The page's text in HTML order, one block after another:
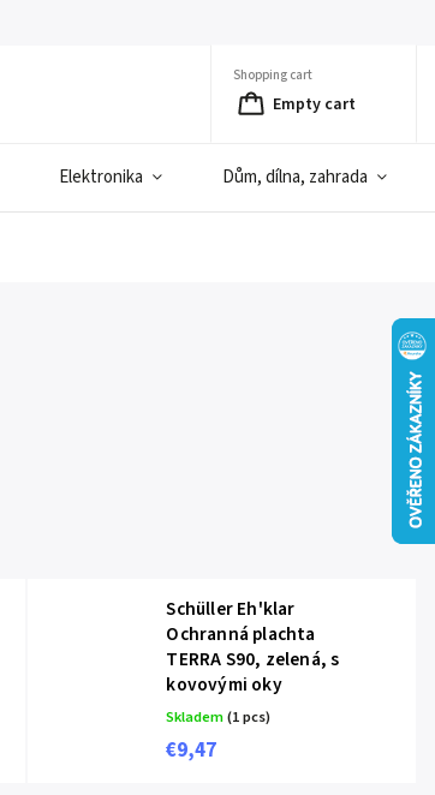
Shopping cart
Empty cart
Elektronika Dům, dílna, zahrada
Schüller Eh'klar
Ochranná plachta
TERRA S90, zelená, s
kovovými oky
Skladem(1 pcs)
€9,47